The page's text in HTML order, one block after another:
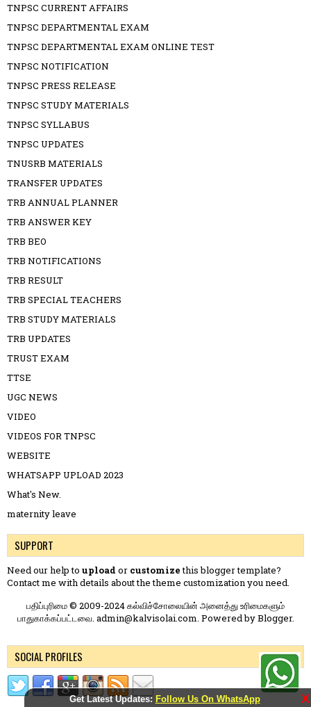
Get Latest Updates: Follow Us On WhatsApp X
TNPSC CURRENT AFFAIRS
TNPSC DEPARTMENTAL EXAM
TNPSC DEPARTMENTAL EXAM ONLINE TEST
TNPSC NOTIFICATION
TNPSC PRESS RELEASE
TNPSC STUDY MATERIALS
TNPSC SYLLABUS
TNPSC UPDATES
TNUSRB MATERIALS
TRANSFER UPDATES
TRB ANNUAL PLANNER
TRB ANSWER KEY
TRB BEO
TRB NOTIFICATIONS
TRB RESULT
TRB SPECIAL TEACHERS
TRB STUDY MATERIALS
TRB UPDATES
TRUST EXAM
TTSE
UGC NEWS
VIDEO
VIDEOS FOR TNPSC
WEBSITE
WHATSAPP UPLOAD 2023
What's New.
maternity leave
SUPPORT
Need our help to upload or customizethis blogger template?
Contact me with details about the theme customization you need.
பதிப்புரிமை © 2009-2024 கல்விச்சோலையின் அனைத்து உரிமைகளும்
பாதுகாக்கப்பட்டவை. admin@kalvisolai.com. Powered byBlogger.
SOCIAL PROFILES